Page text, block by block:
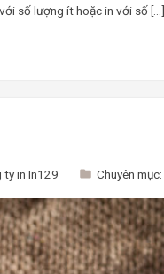
số lượng ít hoặc in với số […]
ty in In129 Chuyên mục: